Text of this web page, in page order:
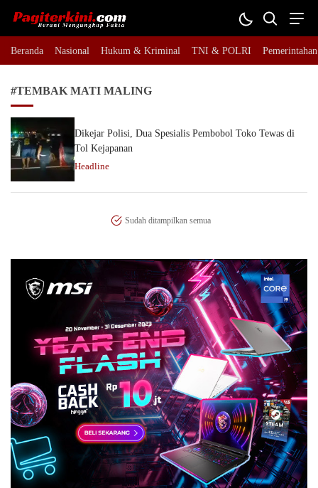
Pagiterkini.com
Berani Mengungkap Fakta
Beranda Nasional Hukum & Kriminal TNI & POLRI Pemerintahan
#TEMBAK MATI MALING
Dikejar Polisi, Dua Spesialis Pembobol Toko Tewas di
Tol Kejapanan
Headline
Sudah ditampilkan semua